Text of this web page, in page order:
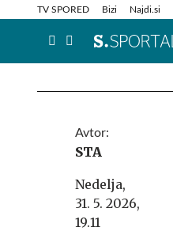
TV SPORED Bizi Najdi.si
Info in obvestila
Avtor:
STA
Nedelja,
31. 5. 2026,
19.11